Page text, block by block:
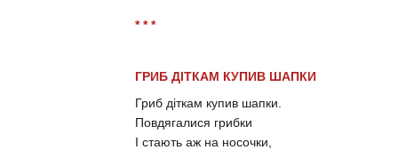
* * *
ГРИБ ДІТКАМ КУПИВ ШАПКИ
Гриб діткам купив шапки.
Повдягалися грибки
І стають аж на носочки,